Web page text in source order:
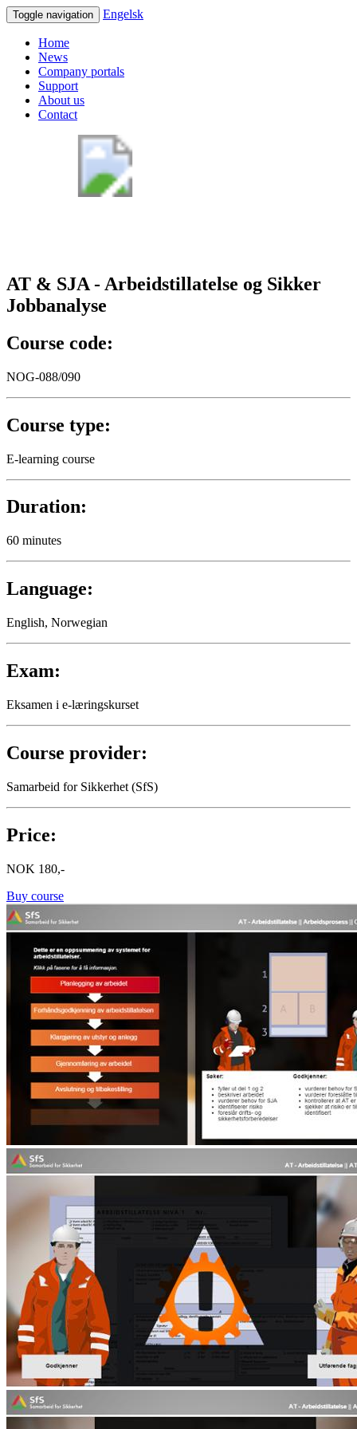
Toggle navigation Engelsk
Home
News
Company portals
Support
About us
Contact
AT & SJA - Arbeidstillatelse og Sikker
Jobbanalyse
Course code:
NOG-088/090
Course type:
E-learning course
Duration:
60 minutes
Language:
English, Norwegian
Exam:
Eksamen i e-læringskurset
Course provider:
Samarbeid for Sikkerhet (SfS)
Price:
NOK 180,-
Buy course